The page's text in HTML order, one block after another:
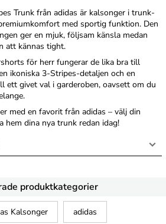
Trunk från adidas är kalsonger i trunk-
med sportig funktion. Den
ger en mjuk, följsam känsla medan
att kännas tight.
för herr fungerar de lika bra till
ikoniska 3-Stripes-detaljen och en
ett givet val i garderoben, oavsett om du
med en favorit från adidas – välj din
hem dina nya trunk redan idag!
produktkategorier
Kalsonger adidas